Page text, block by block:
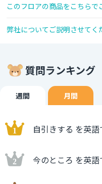
このフロアの商品をこちら
弊社についてご説明させてく
質問ランキング
週間 月間
自引きする を英
今のところ を英